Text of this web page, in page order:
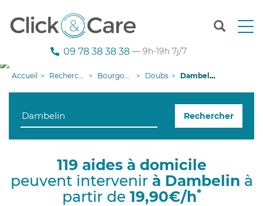
T
n
g
i
09 78 38 38 38 — 9h-19h 7j/7
Accueil Recherche aide à domicile Bourgogne-Franche-Comté Doubs Dambelin
Rechercher
119 aides à domicile
peuvent intervenir à Dambelin à
partir de 19,90€/h*